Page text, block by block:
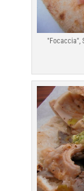
"Focaccia",